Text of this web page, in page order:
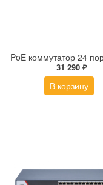
31 290 ₽
В корзину